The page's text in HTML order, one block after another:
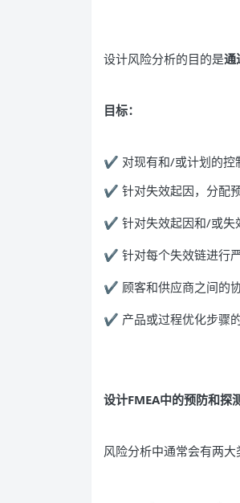
设计风险分析的目的是通
目标：
✔ 对现有和/或计划的控
✔ 针对失效起因，分配
✔ 针对失效起因和/或失
✔ 针对每个失效链进行
✔ 顾客和供应商之间的协
✔ 产品或过程优化步骤
设计FMEA中的预防和探
风险分析中通常会有两大